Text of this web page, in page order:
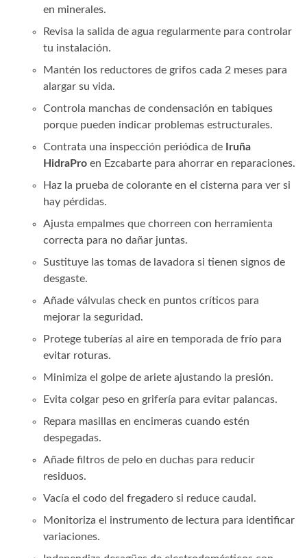
en minerales.
Revisa la salida de agua regularmente para controlar
tu instalación.
Mantén los reductores de grifos cada 2 meses para
alargar su vida.
Controla manchas de condensación en tabiques
porque pueden indicar problemas estructurales.
Contrata una inspección periódica de
Iruña
HidraPro en Ezcabarte para ahorrar en reparaciones.
Haz la prueba de colorante en el cisterna para ver si
hay pérdidas.
Ajusta empalmes que chorreen con herramienta
correcta para no dañar juntas.
Sustituye las tomas de lavadora si tienen signos de
desgaste.
Añade válvulas check en puntos críticos para
mejorar la seguridad.
Protege tuberías al aire en temporada de frío para
evitar roturas.
Minimiza el golpe de ariete ajustando la presión.
Evita colgar peso en grifería para evitar palancas.
Repara masillas en encimeras cuando estén
despegadas.
Añade filtros de pelo en duchas para reducir
residuos.
Vacía el codo del fregadero si reduce caudal.
Monitoriza el instrumento de lectura para identificar
variaciones.